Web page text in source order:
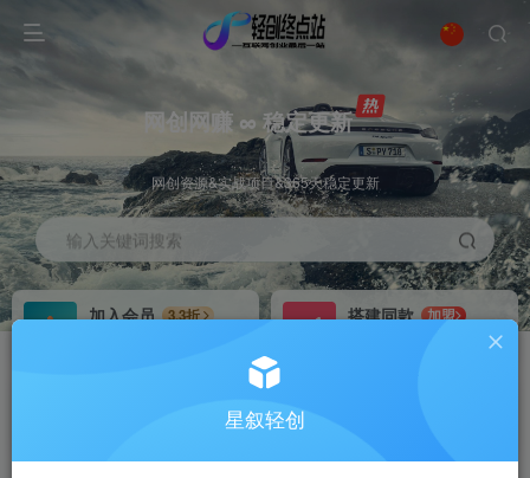
网创网赚 ∞ 稳定更新
网创资源&实战项目&365天稳定更新
输入关键词搜索
加入会员
3.3折
搭建同款
加盟
星叙轻创